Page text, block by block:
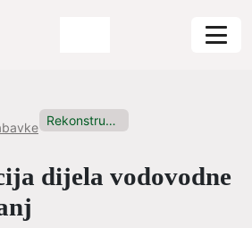
Rekonstrukcija dijela vodovodne mreže Stražanj
dijela vodovodne